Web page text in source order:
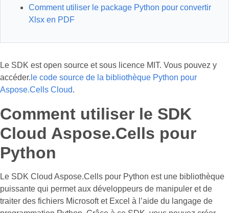
Comment utiliser le package Python pour convertir
Xlsx en PDF
Le SDK est open source et sous licence MIT. Vous pouvez y
accéder. le code source de la bibliothèque Python pour
Aspose.Cells Cloud.
Comment utiliser le SDK
Cloud Aspose.Cells pour
Python
Le SDK Cloud Aspose.Cells pour Python est une bibliothèque
puissante qui permet aux développeurs de manipuler et de
traiter des fichiers Microsoft et Excel à l’aide du langage de